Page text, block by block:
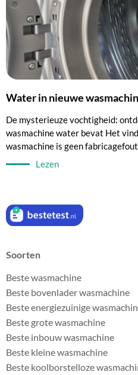
Water in nieuwe
De mysterieuze vochtigheid:
wasmachine water bevat Het
wasmachine is geen
Lezen
Soorten
Beste wasmachine
Beste bovenlader wasmachine
Beste energiezuinige
Beste grote wasmachine
Beste inbouw wasmachine
Beste kleine wasmachine
Beste koolborstelloze